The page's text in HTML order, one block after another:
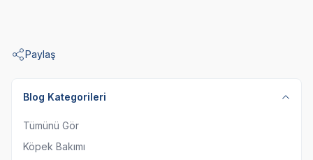
Paylaş
Blog Kategorileri
Tümünü Gör
Köpek Bakımı